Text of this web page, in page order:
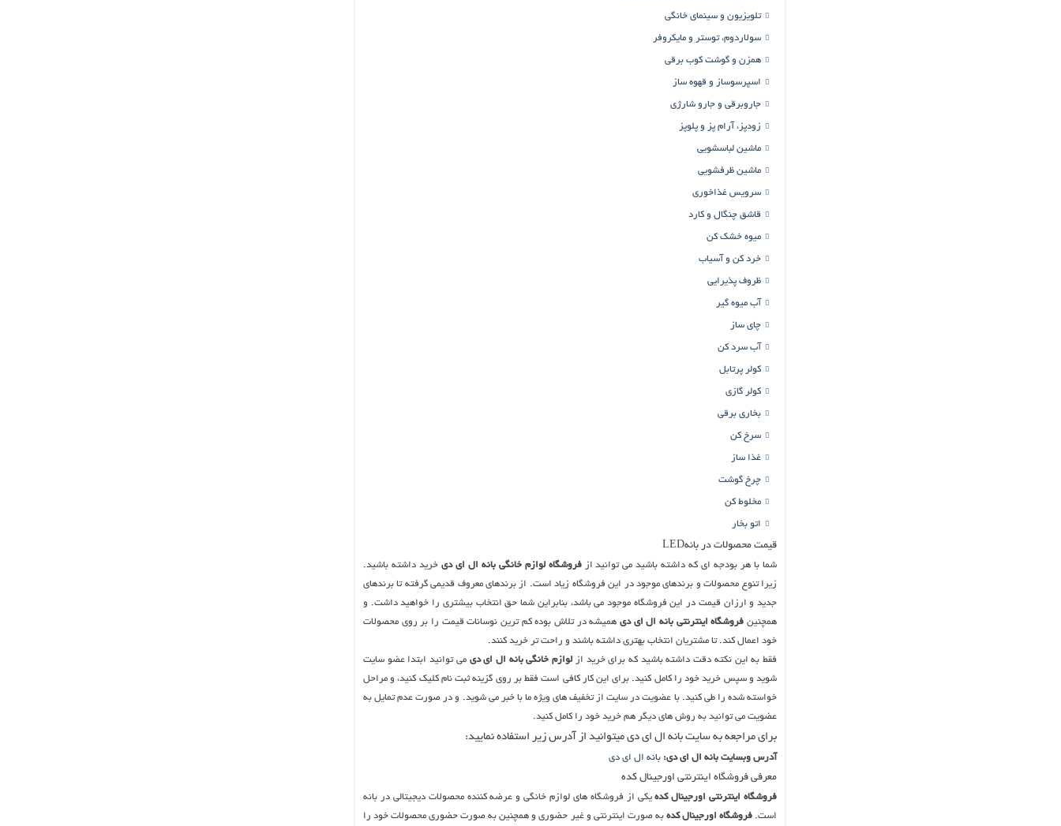
تلویزیون و سینمای خانگی
سولاردوم، توستر و مایکروفر
همزن و گوشت کوب برقی
اسپرسوساز و قهوه ساز
جاروبرقی و جارو شارژی
زودپز، آرام پز و پلوپز
ماشین لباسشویی
ماشین ظرفشویی
سرویس غذاخوری
قاشق چنگال و کارد
میوه خشک کن
خرد کن و آسیاب
ظروف پذیرایی
آب میوه گیر
چای ساز
آب سرد کن
کولر پرتابل
کولر گازی
بخاری برقی
سرخ کن
غذا ساز
چرخ گوشت
مخلوط کن
اتو بخار
قیمت محصولات در بانهLED
شما با هر بودجه ای که داشته باشید می توانید از فروشگاه لوازم خانگی بانه ال ای دی خرید داشته باشید.
زیرا تنوع محصولات و برندهای موجود در این فروشگاه زیاد است. از برندهای معروف قدیمی گرفته تا برندهای
جدید و ارزان قیمت در این فروشگاه موجود می باشد، بنابراین شما حق انتخاب بیشتری را خواهید داشت. و
همچنین فروشگاه اینترنتی بانه ال ای دی همیشه در تلاش بوده کم ترین نوسانات قیمت را بر روی محصولات
خود اعمال کند. تا مشتریان انتخاب بهتری داشته باشند و راحت تر خرید کنند.
فقط به این نکته دقت داشته باشید که برای خرید از لوازم خانگی بانه ال ای دی می توانید ابتدا عضو سایت
شوید و سپس خرید خود را کامل کنید. برای این کار کافی است فقط بر روی گزینه ثبت نام کلیک کنید، و مراحل
خواسته شده را طی کنید. با عضویت در سایت از تخفیف های ویژه ما با خبر می شوید. و در صورت عدم تمایل به
عضویت می توانید به روش های دیگر هم خرید خود را کامل کنید.
برای مراجعه به سایت بانه ال ای دی میتوانید از آدرس زیر استفاده نمایید:
آدرس وبسایت بانه ال ای دی: بانه ال ای دی
معرفی فروشگاه اینترنتی اورجینال کده
فروشگاه اینترنتی اورجینال کدهیکی از فروشگاه های لوازم خانگی و عرضه کننده محصولات دیجیتالی در بانه
است.فروشگاه اورجینال کده به صورت اینترنتی و غیر حضوری و همچنین به صورت حضوری محصولات خود را